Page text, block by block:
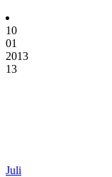
10
01
2013
13
Juli